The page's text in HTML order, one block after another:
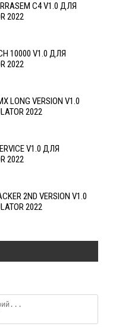
C4 V1.0 ДЛЯ
2022
10000 V1.0 ДЛЯ
2022
LONG VERSION V1.0
2022
V1.0 ДЛЯ
2022
2ND VERSION V1.0
2022